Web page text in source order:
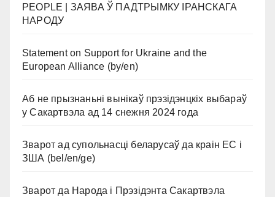
PEOPLE | ЗАЯВА Ў ПАДТРЫМКУ ІРАНСКАГА
НАРОДУ
Statement on Support for Ukraine and the
European Alliance (by/en)
Аб не прызнаньні вынікаў прэзідэнцкіх выбараў
у Сакартвэла ад 14 снежня 2024 года
Зварот ад супольнасці беларусаў да краін ЕС і
ЗША (bel/en/ge)
Зварот да Народа і Прэзідэнта Сакартвэла